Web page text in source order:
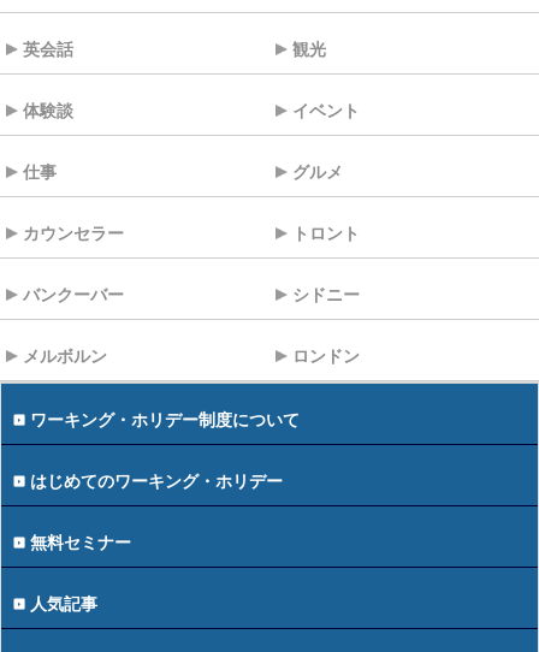
英会話 観光
体験談 イベント
仕事 グルメ
カウンセラー トロント
バンクーバー シドニー
メルボルン ロンドン
ワーキング・ホリデー制度について
はじめてのワーキング・ホリデー
無料セミナー
人気記事